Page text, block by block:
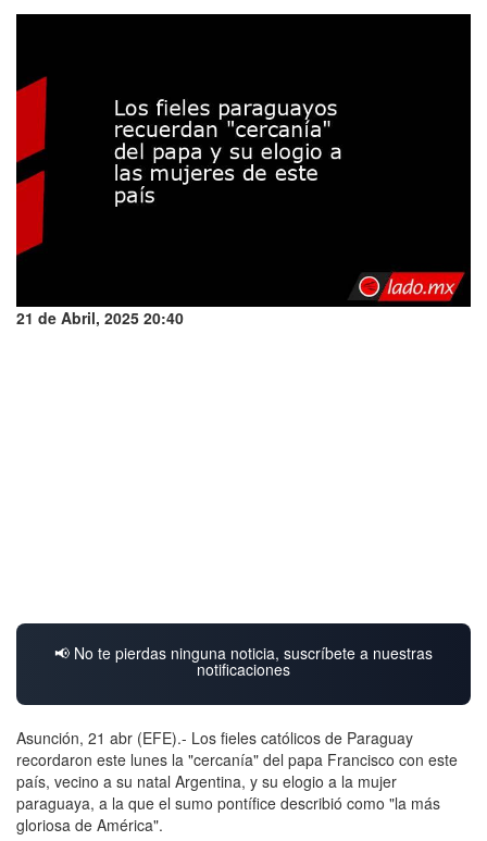
21 de Abril, 2025 20:40
📢 No te pierdas ninguna noticia, suscríbete a nuestras
notificaciones
Asunción, 21 abr (EFE).- Los fieles católicos de Paraguay
recordaron este lunes la "cercanía" del papa Francisco con este
país, vecino a su natal Argentina, y su elogio a la mujer
paraguaya, a la que el sumo pontífice describió como "la más
gloriosa de América".